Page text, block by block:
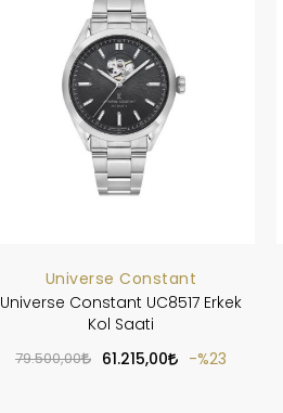
Universe Constant
Universe Constant UC8517 Erkek
Kol Saati
79.500,00 61.215,00 %23